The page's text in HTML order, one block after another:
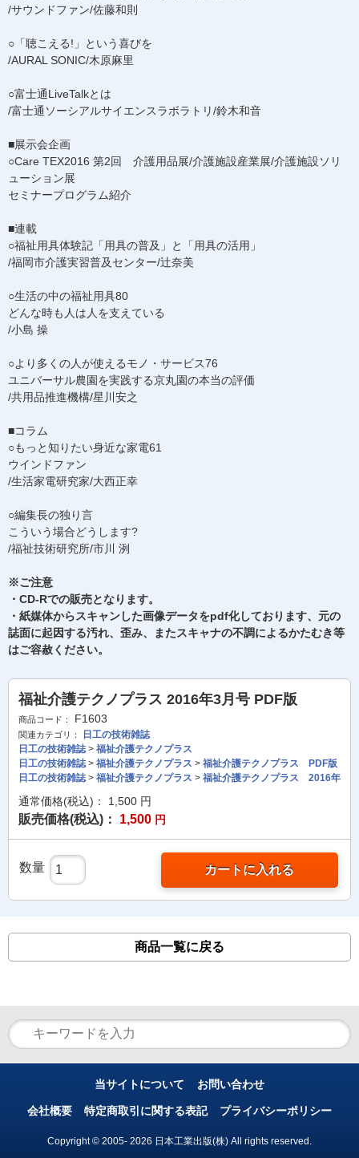
/サウンドファン/佐藤和則
○「聴こえる!」という喜びを
/AURAL SONIC/木原麻里
○富士通LiveTalkとは
/富士通ソーシアルサイエンスラボラトリ/鈴木和音
■展示会企画
○Care TEX2016 第2回 介護用品展/介護施設産業展/介護施設ソリ
ューション展
セミナープログラム紹介
■連載
○福祉用具体験記「用具の普及」と「用具の活用」
/福岡市介護実習普及センター/辻奈美
○生活の中の福祉用具80
どんな時も人は人を支えている
/小島 操
○より多くの人が使えるモノ・サービス76
ユニバーサル農園を実践する京丸園の本当の評価
/共用品推進機構/星川安之
■コラム
○もっと知りたい身近な家電61
ウインドファン
/生活家電研究家/大西正幸
○編集長の独り言
こういう場合どうします?
/福祉技術研究所/市川 洌
※ご注意
・CD-Rでの販売となります。
・紙媒体からスキャンした画像データをpdf化しております、元の
誌面に起因する汚れ、歪み、またスキャナの不調によるかたむき等
はご容赦ください。
福祉介護テクノプラス 2016年3月号 PDF版
商品コード： F1603
関連カテゴリ：
日工の技術雑誌
日工の技術雑誌> 福祉介護テクノプラス
日工の技術雑誌> 福祉介護テクノプラス > 福祉介護テクノプラス PDF版
日工の技術雑誌> 福祉介護テクノプラス > 福祉介護テクノプラス 2016年
通常価格(税込)： 1,500 円
販売価格(税込)： 1,500 円
数量 カートに入れる
商品一覧に戻る
当サイトについて お問い合わせ
会社概要 特定商取引に関する表記 プライバシーポリシー
Copyright © 2005- 2026 日本工業出版(株) All rights reserved.